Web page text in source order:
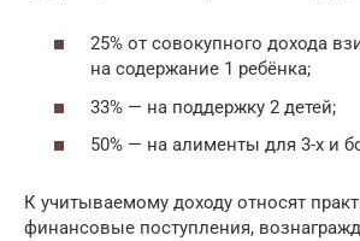
25% от совокупного дохода
на содержание 1 ребёнка;
33% — на поддержку 2 детей;
50% — на алименты для 3-х и
К учитываемому доходу относят
финансовые поступления,